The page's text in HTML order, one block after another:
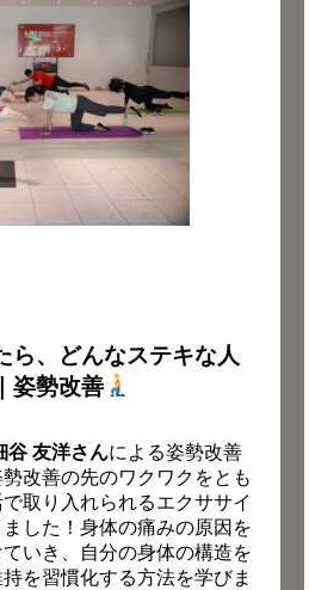
ら、どんなステキな人
姿勢改善
谷 友洋さんによる姿勢改善
改善の先のワクワクをとも
取り入れられるエクササイ
した！身体の痛みの原因を
いき、自分の身体の構造を
を習慣化する方法を学びま